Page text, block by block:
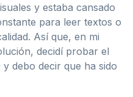
y estaba cansado
para leer textos o
Así que, en mi
decidí probar el
debo decir que ha sido